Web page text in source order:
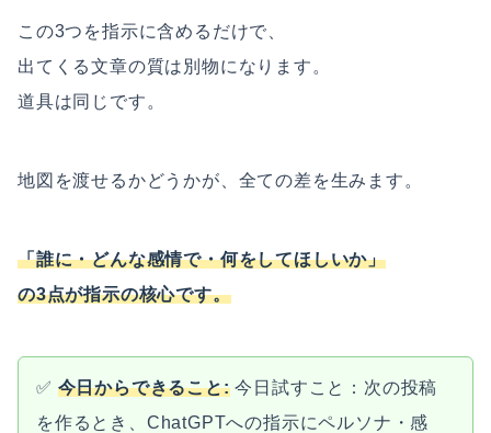
この3つを指示に含めるだけで、
出てくる文章の質は別物になります。
道具は同じです。
地図を渡せるかどうかが、全ての差を生みます。
「誰に・どんな感情で・何をしてほしいか」
の3点が指示の核心です。
✅ 今日からできること:今日試すこと：次の投稿
を作るとき、ChatGPTへの指示にペルソナ・感